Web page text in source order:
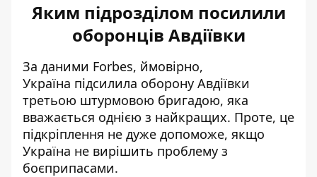
Яким підрозділом посилили
оборонців Авдіївки
За даними Forbes, ймовірно,
Україна підсилила оборону Авдіївки
третьою штурмовою бригадою, яка
вважається однією з найкращих. Проте, це
підкріплення не дуже допоможе, якщо
Україна не вирішить проблему з
боєприпасами.